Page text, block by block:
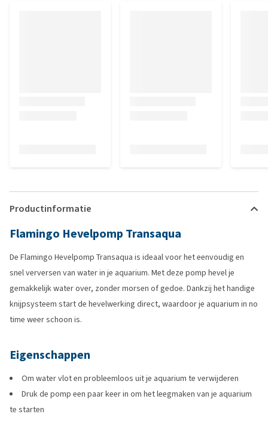
Productinformatie
Flamingo Hevelpomp Transaqua
De Flamingo Hevelpomp Transaqua is ideaal voor het eenvoudig en
snel verversen van water in je aquarium. Met deze pomp hevel je
gemakkelijk water over, zonder morsen of gedoe. Dankzij het handige
knijpsysteem start de hevelwerking direct, waardoor je aquarium in no
time weer schoon is.
Eigenschappen
Om water vlot en probleemloos uit je aquarium te verwijderen
Druk de pomp een paar keer in om het leegmaken van je aquarium
te starten